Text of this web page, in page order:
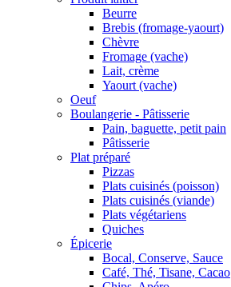
Beurre
Brebis (fromage-yaourt)
Chèvre
Fromage (vache)
Lait, crème
Yaourt (vache)
Oeuf
Boulangerie - Pâtisserie
Pain, baguette, petit pain
Pâtisserie
Plat préparé
Pizzas
Plats cuisinés (poisson)
Plats cuisinés (viande)
Plats végétariens
Quiches
Épicerie
Bocal, Conserve, Sauce
Café, Thé, Tisane, Cacao